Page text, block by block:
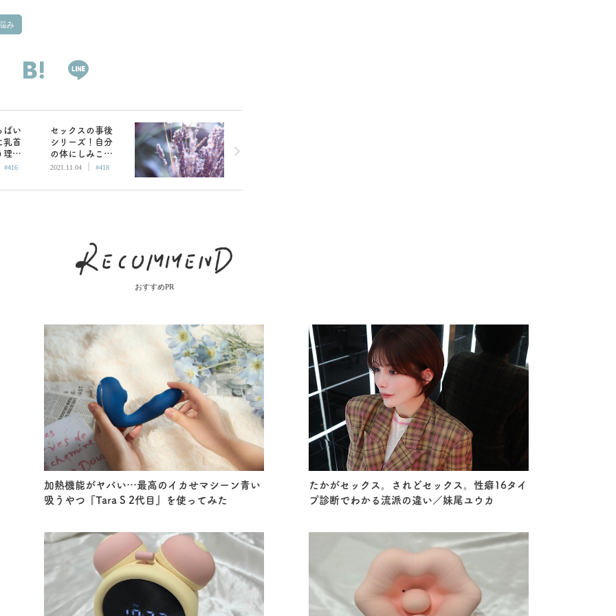
み
ぱい
乳首
理由
／
#416
セックスの事後
シリーズ！自分
の体にしみこむ
相手の残り香が
2021.11.04 | #418
おすすめPR
加熱機能がヤバい…最高のイカせマシーン青い
吸うやつ『Tara S 2代目』を使ってみた
たかがセックス。されどセックス。性癖16タイ
プ診断でわかる流派の違い／妹尾ユウカ